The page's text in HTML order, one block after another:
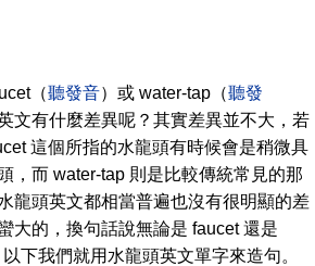
（聽發音）或 water-tap（聽發
文有什麼差異呢？其實差異並不大，若
這個所指的水龍頭有時候會是稍微具
，而 water-tap 則是比較傳統常見的那
龍頭英文都相當普遍也沒有很明顯的差
大的，換句話說無論是 faucet 還是
下我們就用水龍頭英文單字來造句。